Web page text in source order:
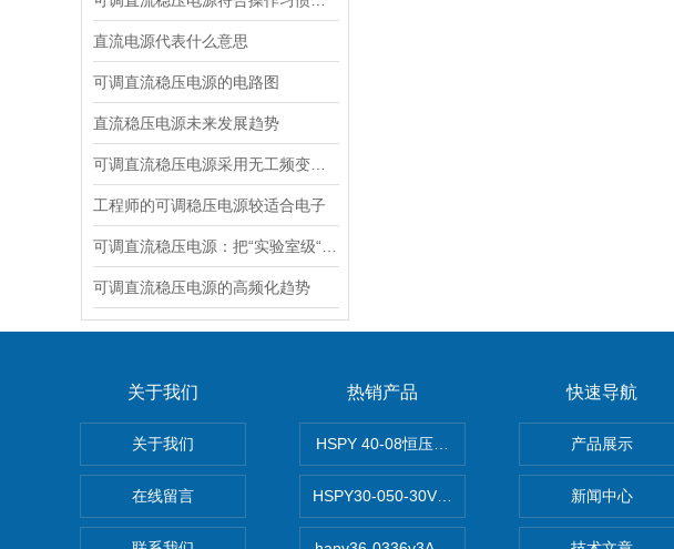
直流电源代表什么意思
可调直流稳压电源的电路图
直流稳压电源未来发展趋势
工程师的可调稳压电源较适合电子
可调直流稳压电源的高频化趋势
关于我们
关于我们
在线留言
热销产品
HSPY 40-08恒压恒流恒功率电源
HSPY30-050-30V/-05A可调直流稳压电源
快速导航
产品展示
新闻中心